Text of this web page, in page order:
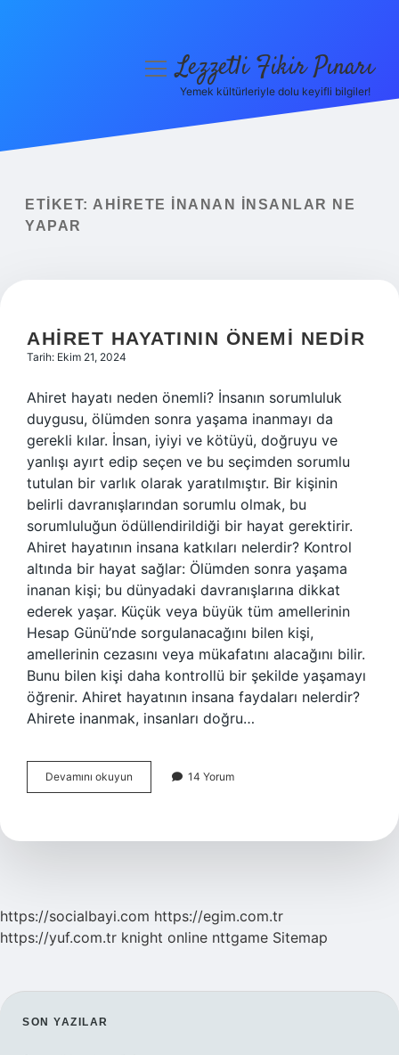
Yasal Uyarı
menüyüLezzetli Fikir Pınarı
Yemek kültürleriyle dolu keyifli bilgiler!
ETIKET: AHIRETE INANAN INSANLAR NE
YAPAR
AHIRET HAYATININ ÖNEMI NEDIR
Tarih: Ekim 21, 2024
Ahiret hayatı neden önemli? İnsanın sorumluluk
duygusu, ölümden sonra yaşama inanmayı da
gerekli kılar. İnsan, iyiyi ve kötüyü, doğruyu ve
yanlışı ayırt edip seçen ve bu seçimden sorumlu
tutulan bir varlık olarak yaratılmıştır. Bir kişinin
belirli davranışlarından sorumlu olmak, bu
sorumluluğun ödüllendirildiği bir hayat gerektirir.
Ahiret hayatının insana katkıları nelerdir? Kontrol
altında bir hayat sağlar: Ölümden sonra yaşama
inanan kişi; bu dünyadaki davranışlarına dikkat
ederek yaşar. Küçük veya büyük tüm amellerinin
Hesap Günü’nde sorgulanacağını bilen kişi,
amellerinin cezasını veya mükafatını alacağını bilir.
Bunu bilen kişi daha kontrollü bir şekilde yaşamayı
öğrenir. Ahiret hayatının insana faydaları nelerdir?
Ahirete inanmak, insanları doğru…
Devamını okuyun
Hayatının
14 Yorum
https://socialbayi.com https://egim.com.tr
https://yuf.com.tr knight online nttgame Sitemap
SIDEBAR
SON YAZILAR